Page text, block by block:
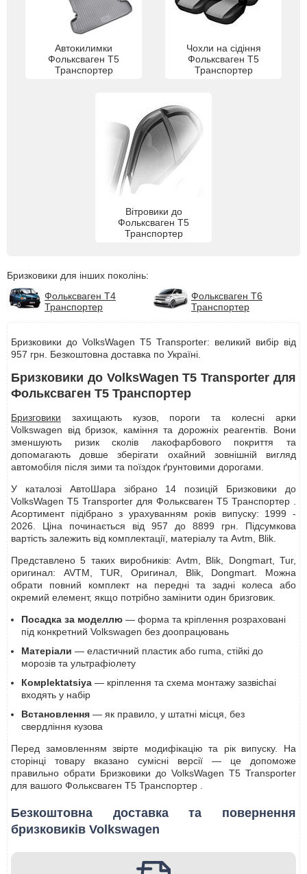
Автокилимки
Фольксваген Т5
Транспортер
Чохли на сідіння
Фольксваген Т5
Транспортер
Вітровики до
Фольксваген Т5
Транспортер
Бризковики для інших поколінь:
Фольксваген Т4
Транспортер
Фольксваген Т6
Транспортер
Бризковики до VolksWagen T5 Transporter: великий вибір від
957 грн. Безкоштовна доставка по Україні.
Бризковики до VolksWagen T5 Transporter для
Фольксваген Т5 Транспортер
Бризговики захищають кузов, пороги та колесні арки
Volkswagen від бризок, каміння та дорожніх реагентів. Вони
зменшують ризик сколів лакофарбового покриття та
допомагають довше зберігати охайний зовнішній вигляд
автомобіля після зими та поїздок ґрунтовими дорогами.
У каталозі АвтоШара зібрано 14 позицій Бризковики до
VolksWagen T5 Transporter для Фольксваген Т5 Транспортер .
Асортимент підібрано з урахуванням років випуску: 1999 -
2026. Ціна починається від 957 до 8899 грн. Підсумкова
вартість залежить від комплектації, матеріалу та Avtm, Blik.
Представлено 5 таких виробників: Avtm, Blik, Dongmart, Tur,
оригинал: AVTM, TUR, Оригинал, Blik, Dongmart. Можна
обрати повний комплект на передні та задні колеса або
окремий елемент, якщо потрібно замінити один бризговик.
Посадка за моделлю — форма та кріплення розраховані
під конкретний Volkswagen без доопрацювань
Матеріали — еластичний пластик або гuma, стійкі до
морозів та ультрафіолету
Комplektatsiya — кріплення та схема монтажу зазвichai
входять у набір
Встановлення — як правило, у штатні місця, без
свердління кузова
Перед замовленням звірте модифікацію та рік випуску. На
сторінці товару вказано сумісні версії — це допоможе
правильно обрати Бризковики до VolksWagen T5 Transporter
для вашого Фольксваген Т5 Транспортер .
Безкоштовна доставка та повернення
бризковиків Volkswagen